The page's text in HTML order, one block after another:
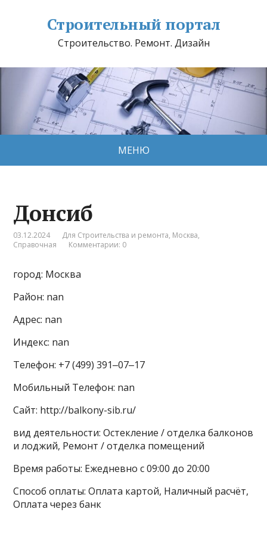
Строительный портал
Строительство. Ремонт. Дизайн
МЕНЮ
Донсиб
03.12.2024 Для Строительства и ремонта, Москва,
Справочная
Комментарии: 0
город: Москва
Район: nan
Адрес: nan
Индекс: nan
Телефон: +7 (499) 391‒07‒17
Мобильный Телефон: nan
Сайт: http://balkony-sib.ru/
вид деятельности: Остекление / отделка балконов
и лоджий, Ремонт / отделка помещений
Время работы: Ежедневно с 09:00 до 20:00
Способ оплаты: Оплата картой, Наличный расчёт,
Оплата через банк